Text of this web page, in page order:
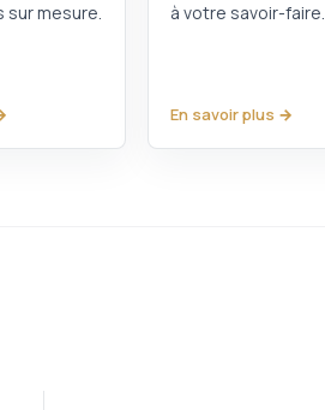
sur mesure.
à votre savoir-faire.
En savoir plus →